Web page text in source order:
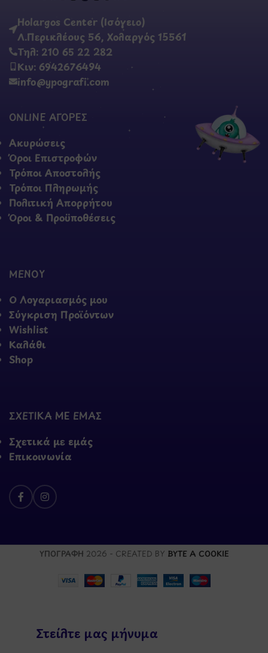
Holargos Center (Ισόγειο)
Λ.Περικλέους 56, Χολαργός 15561
Τηλ: 210 65 22 282
Κιν: 6942676494
info@ypografi.com
ONLINE ΑΓΟΡΕΣ
Ακυρώσεις
Όροι Επιστροφών
Τρόποι Αποστολής
Τρόποι Πληρωμής
Πολιτική Απορρήτου
Όροι & Προϋποθέσεις
ΜΕΝΟΥ
Ο Λογαριασμός μου
Σύγκριση Προϊόντων
Wishlist
Καλάθι
Shop
ΣΧΕΤΙΚΑ ΜΕ ΕΜΑΣ
Σχετικά με εμάς
Επικοινωνία
ΥΠΟΓΡΑΦΗ 2026 - CREATED BY BYTE A COOKIE
Στείλτε μας μήνυμα